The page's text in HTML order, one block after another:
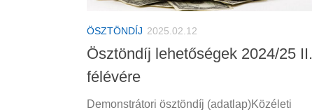
ÖSZTÖNDÍJ 2025.02.12
Ösztöndíj lehetőségek 2024/25 II.
félévére
Demonstrátori ösztöndíj (adatlap)Közéleti